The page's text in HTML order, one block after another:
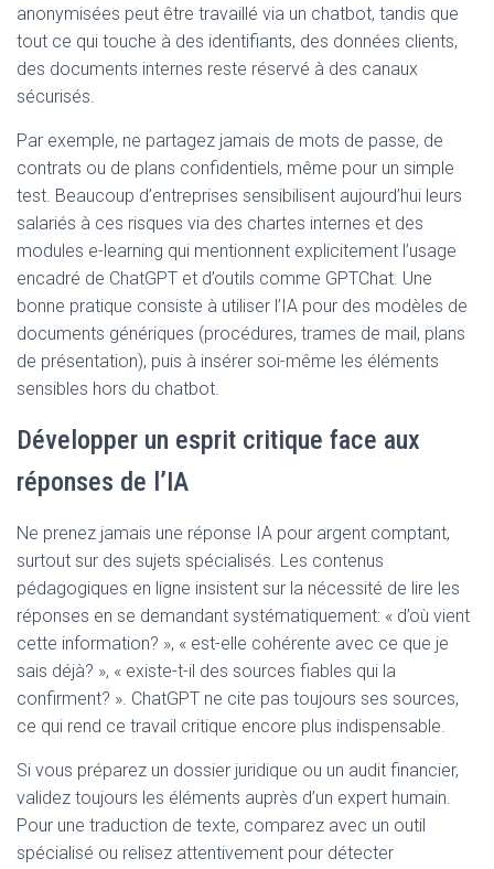
anonymisées peut être travaillé via un chatbot, tandis que
tout ce qui touche à des identifiants, des données clients,
des documents internes reste réservé à des canaux
sécurisés.
Par exemple, ne partagez jamais de mots de passe, de
contrats ou de plans confidentiels, même pour un simple
test. Beaucoup d’entreprises sensibilisent aujourd’hui leurs
salariés à ces risques via des chartes internes et des
modules e-learning qui mentionnent explicitement l’usage
encadré de ChatGPT et d’outils comme GPTChat. Une
bonne pratique consiste à utiliser l’IA pour des modèles de
documents génériques (procédures, trames de mail, plans
de présentation), puis à insérer soi-même les éléments
sensibles hors du chatbot.
Développer un esprit critique face aux
réponses de l’IA
Ne prenez jamais une réponse IA pour argent comptant,
surtout sur des sujets spécialisés. Les contenus
pédagogiques en ligne insistent sur la nécessité de lire les
réponses en se demandant systématiquement: « d’où vient
cette information? », « est-elle cohérente avec ce que je
sais déjà? », « existe-t-il des sources fiables qui la
confirment? ». ChatGPT ne cite pas toujours ses sources,
ce qui rend ce travail critique encore plus indispensable.
Si vous préparez un dossier juridique ou un audit financier,
validez toujours les éléments auprès d’un expert humain.
Pour une traduction de texte, comparez avec un outil
spécialisé ou relisez attentivement pour détecter